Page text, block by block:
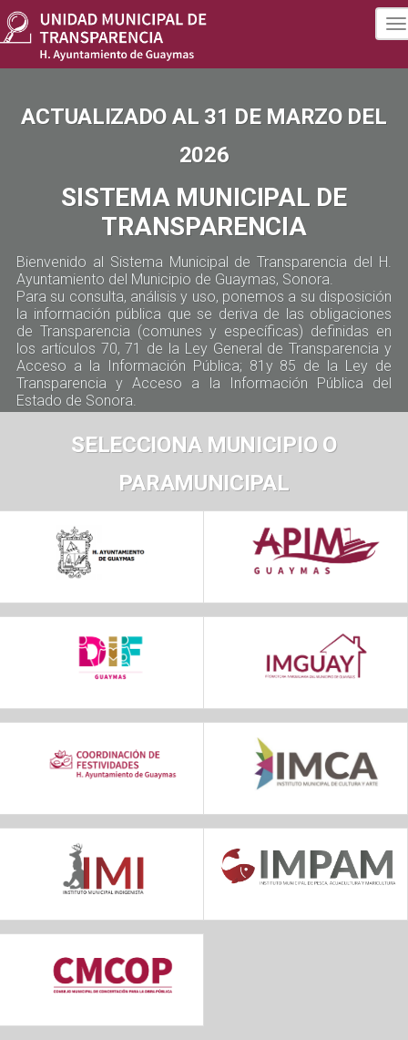
ACTUALIZADO AL 31 DE MARZO DEL
2026
SISTEMA MUNICIPAL DE
TRANSPARENCIA
Bienvenido al Sistema Municipal de Transparencia del H.
Ayuntamiento del Municipio de Guaymas, Sonora.
Para su consulta, análisis y uso, ponemos a su disposición
la información pública que se deriva de las obligaciones
de Transparencia (comunes y específicas) definidas en
los artículos 70, 71 de la Ley General de Transparencia y
Acceso a la Información Pública; 81y 85 de la Ley de
Transparencia y Acceso a la Información Pública del
Estado de Sonora.
SELECCIONA MUNICIPIO O
PARAMUNICIPAL